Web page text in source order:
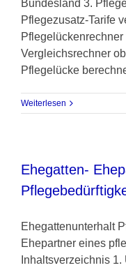
Bundesland 3.
Pflegezusatz-Tarife
Vergleichsrechner
Pflegelücke
Weiterlesen
Ehegatten-
Ehegattenunterhalt
Ehepartner eines
Inhaltsverzeichnis